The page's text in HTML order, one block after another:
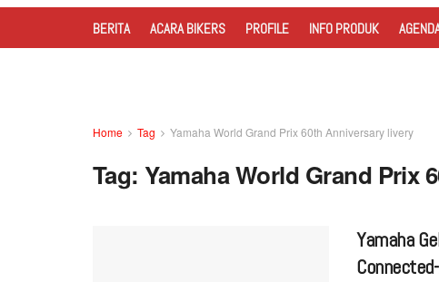
BERITA ACARA BIKERS PROFILE INFO PRODUK
Home Tag Yamaha World Grand Prix 60th Anniversary livery
Tag: Yamaha World Grand Prix
Yamaha